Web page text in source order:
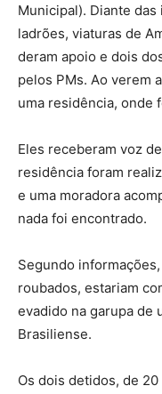
Municipal). Diante
ladrões, viaturas de
deram apoio e dois
pelos PMs. Ao verem
uma residência, onde
Eles receberam voz
residência foram
e uma moradora
nada foi encontrado.
Segundo
roubados, estariam
evadido na garupa de
Brasiliense.
Os dois detidos, de